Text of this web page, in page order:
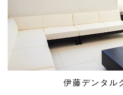
伊藤デンタル